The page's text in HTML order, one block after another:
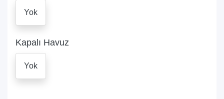
Yok
Kapalı Havuz
Yok